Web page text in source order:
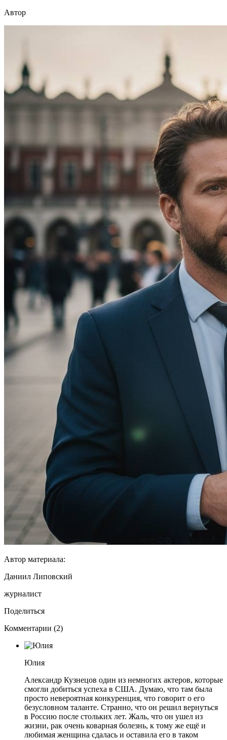
Автор
Автор материала:
Даниил Липовский
журналист
Поделиться
Комментарии (2)
Юлия
Александр Кузнецов один из немногих актеров, которые
смогли добиться успеха в США. Думаю, что там была
просто невероятная конкуренция, что говорит о его
безусловном таланте. Странно, что он решил вернуться
в Россию после стольких лет. Жаль, что он ушел из
жизни, рак очень коварная болезнь, к тому же ещё и
любимая женщина сдалась и оставила его в таком